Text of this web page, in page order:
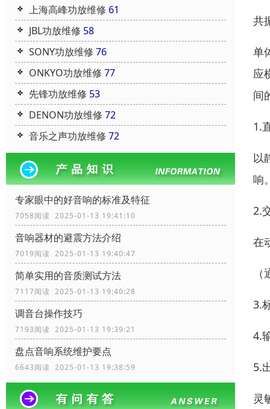
上海高峰功放维修 61
JBL功放维修 58
SONY功放维修 76
ONKYO功放维修 77
先锋功放维修 53
DENON功放维修 72
音乐之声功放维修 72
专家眼中的好音响的标准及特征
7058阅读 2025-01-13 19:41:10
音响器材的避震方法介绍
7019阅读 2025-01-13 19:40:47
简单实用的音质测试方法
7117阅读 2025-01-13 19:40:28
调音台操作技巧
7193阅读 2025-01-13 19:39:21
盘点音响系统维护要点
6643阅读 2025-01-13 19:38:59
共
单
应
间
1.
以
响
2.
在
3.
4.
5.
灵